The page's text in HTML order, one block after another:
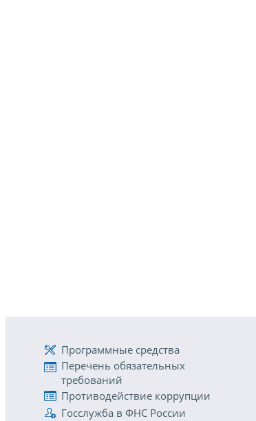
Программные средства
Перечень обязательных
требований
Противодействие коррупции
Госслужба в ФНС России